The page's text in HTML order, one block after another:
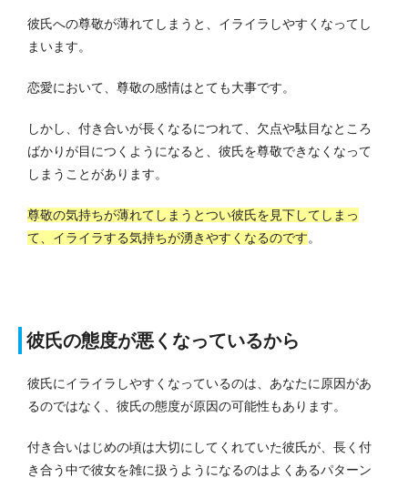
彼氏への尊敬が薄れてしまうと、イライラしやすくなってし
まいます。
恋愛において、尊敬の感情はとても大事です。
しかし、付き合いが長くなるにつれて、欠点や駄目なところ
ばかりが目につくようになると、彼氏を尊敬できなくなって
しまうことがあります。
尊敬の気持ちが薄れてしまうとつい彼氏を見下してしまっ
て、イライラする気持ちが湧きやすくなるのです。
彼氏の態度が悪くなっているから
彼氏にイライラしやすくなっているのは、あなたに原因があ
るのではなく、彼氏の態度が原因の可能性もあります。
付き合いはじめの頃は大切にしてくれていた彼氏が、長く付
き合う中で彼女を雑に扱うようになるのはよくあるパターン